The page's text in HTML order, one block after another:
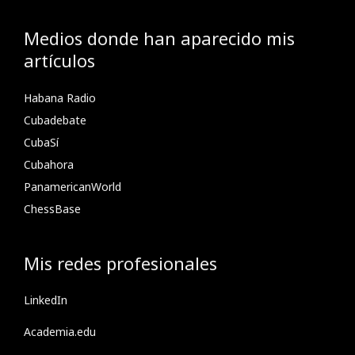
Medios donde han aparecido mis
artículos
Habana Radio
Cubadebate
CubaSí
Cubahora
PanamericanWorld
ChessBase
Mis redes profesionales
LinkedIn
Academia.edu